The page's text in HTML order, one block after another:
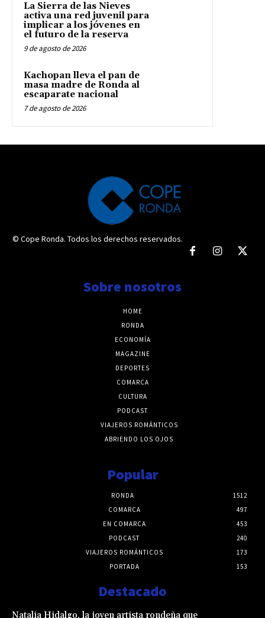
La Sierra de las Nieves
activa una red juvenil para
implicar a los jóvenes en
el futuro de la reserva
9 de agosto de 2026
Kachopan lleva el pan de
masa madre de Ronda al
escaparate nacional
7 de agosto de 2026
© Cope Ronda. Todos los derechos reservados.
Sobre nosotros
HOME
RONDA
ECONOMÍA
MAGAZINE
DEPORTES
COMARCA
CULTURA
PODCAST
VIAJEROS ROMÁNTICOS
ABRIENDO LOS OJOS
Popular
RONDA
1512
COMARCA
497
EN COMARCA
453
PODCAST
240
VIAJEROS ROMÁNTICOS
173
PORTADA
153
Destacado
Natalia Hidalgo, la joven artista rondeña que